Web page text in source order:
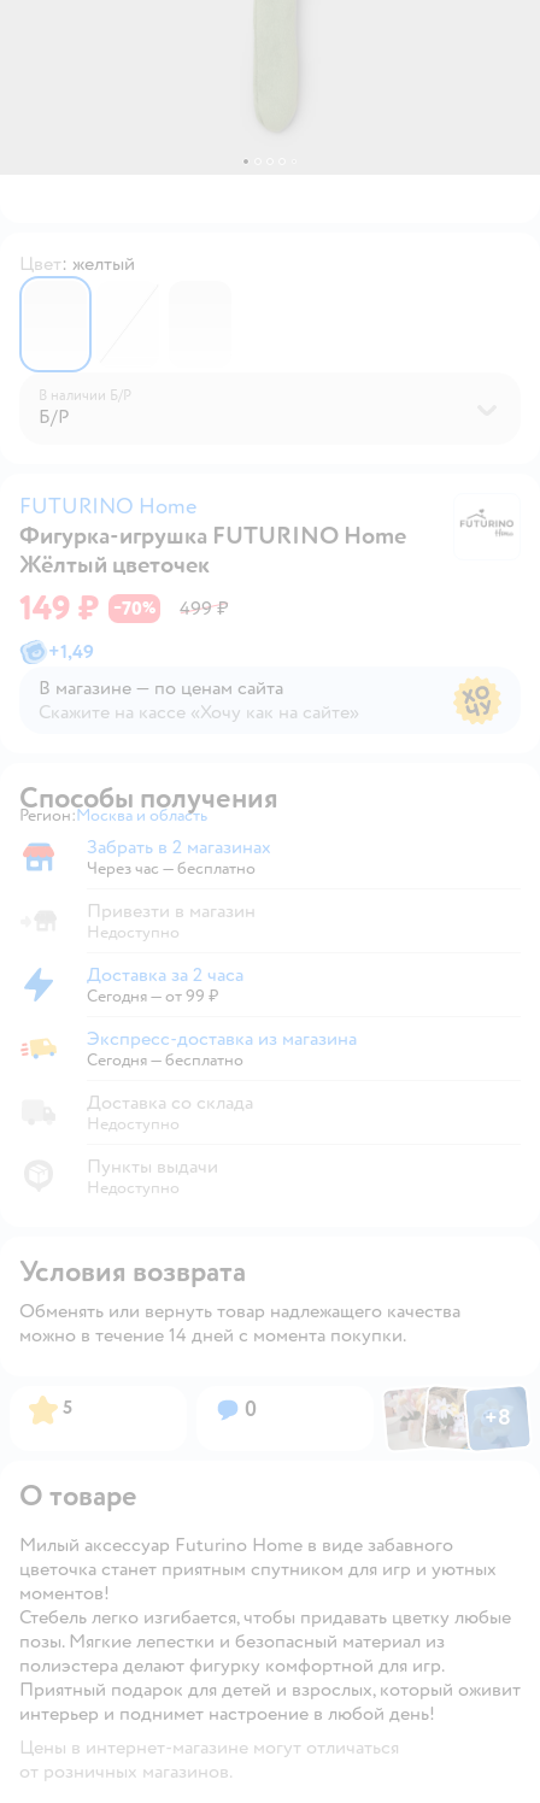
Цвет: желтый
6753456
В наличии Б/Р
Б/Р
FUTURINO Home
Фигурка-игрушка FUTURINO Home
Жёлтый цветочек
149 ₽ −70%
499 ₽
+1,49
В магазине — по ценам сайта
Скажите на кассе «Хочу как на сайте»
Способы получения
Регион: Выбор адреса доставки.
Москва и область
Забрать в магазине
Забрать в 2 магазинах
Через час — бесплатно
Привезти в магазин
Недоступно
Доставка за 2 часа
Доставка за 2 часа
Сегодня—от 99 ₽
Экспресс-доставка из магазина
Экспресс-доставка из магазина
Сегодня—бесплатно
Доставка со склада
Недоступно
Пункты выдачи
Недоступно
Условия возврата
Обменять или вернуть товар надлежащего качества
можно в течение 14 дней с момента покупки.
Рейтинг:
5 Вопросов:
0 ФотоФотоФото
+8
Открыть
О товаре
Милый аксессуар Futurino Home в виде забавного
цветочка станет приятным спутником для игр и уютных
моментов!
Стебель легко изгибается, чтобы придавать цветку любые
позы. Мягкие лепестки и безопасный материал из
полиэстера делают фигурку комфортной для игр.
Приятный подарок для детей и взрослых, который оживит
интерьер и поднимет настроение в любой день!
Цены в интернет-магазине могут отличаться
от розничных магазинов.